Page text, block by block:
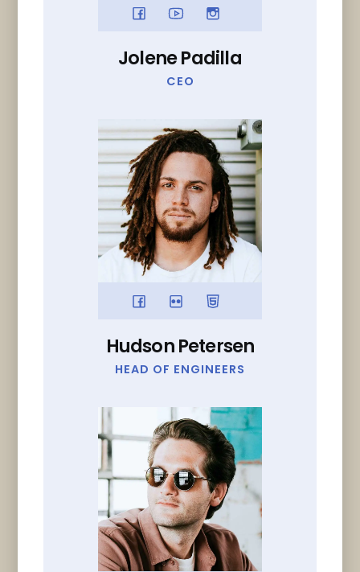
Jolene Padilla
CEO
Hudson Petersen
HEAD OF ENGINEERS